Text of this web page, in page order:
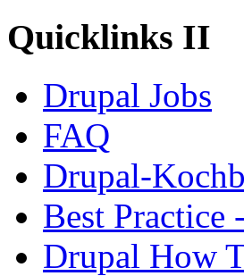
Quicklinks II
Drupal Jobs
FAQ
Drupal-
Best Practice
Drupal How